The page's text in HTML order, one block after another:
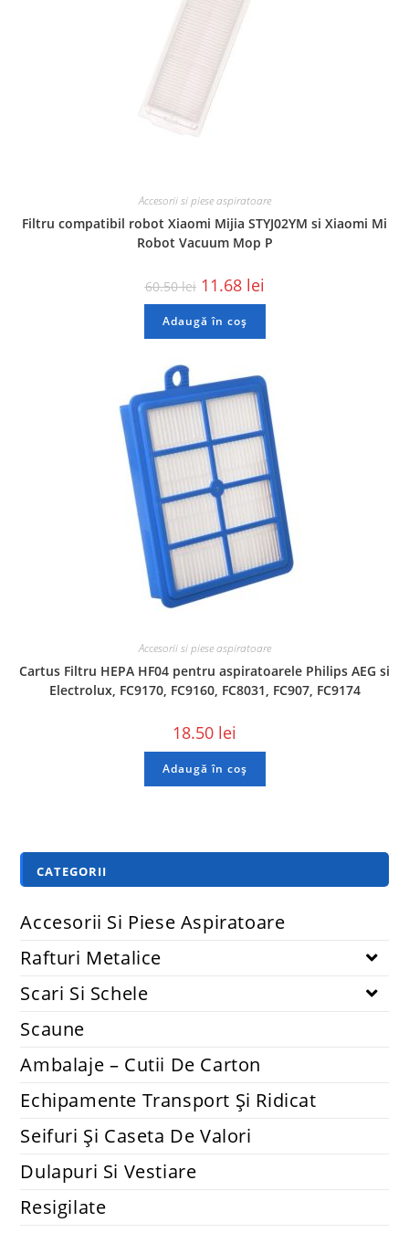
Accesorii si piese aspiratoare
Filtru compatibil robot Xiaomi Mijia STYJ02YM si Xiaomi Mi
Robot Vacuum Mop P
60.50lei 11.68 lei
Adaugă în coș
Accesorii si piese aspiratoare
Cartus Filtru HEPA HF04 pentru aspiratoarele Philips AEG si
Electrolux, FC9170, FC9160, FC8031, FC907, FC9174
18.50 lei
Adaugă în coș
CATEGORII
Accesorii Si Piese Aspiratoare
Rafturi Metalice
Scari Si Schele
Scaune
Ambalaje – Cutii De Carton
Echipamente Transport Și Ridicat
Seifuri Și Caseta De Valori
Dulapuri Si Vestiare
Resigilate